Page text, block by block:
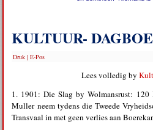
KULTUUR-
Druk |E-Pos
Lees volledig by
1. 1901: Die Slag by Wolmansrust:
Muller neem tydens die Tweede
Transvaal in met geen verlies aan